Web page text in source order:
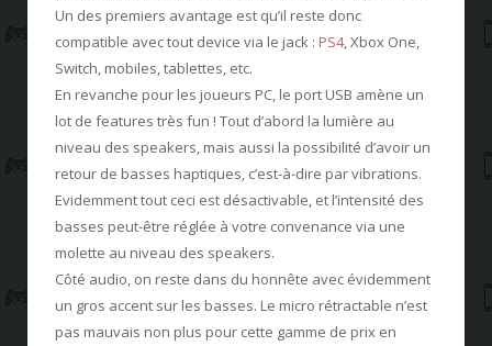
Un des premiers avantage est qu’il reste donc
compatible avec tout device via le jack : PS4, Xbox One,
Switch, mobiles, tablettes, etc.
En revanche pour les joueurs PC, le port USB amène un
lot de features très fun ! Tout d’abord la lumière au
niveau des speakers, mais aussi la possibilité d’avoir un
retour de basses haptiques, c’est-à-dire par vibrations.
Evidemment tout ceci est désactivable, et l’intensité des
basses peut-être réglée à votre convenance via une
molette au niveau des speakers.
Côté audio, on reste dans du honnête avec évidemment
un gros accent sur les basses. Le micro rétractable n’est
pas mauvais non plus pour cette gamme de prix en